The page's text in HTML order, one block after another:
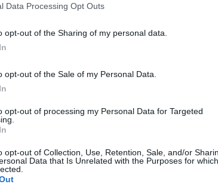
Data Processing Opt Outs
opt-out of the Sharing of my personal data.
opt-out of the Sale of my Personal Data.
opt-out of processing my Personal Data for Targeted
opt-out of Collection, Use, Retention, Sale, and/or
Data that Is Unrelated with the Purposes for
w ciążę. Mam nieregularne cykle więc nie mogę
22 dniu cyklu czy zrobienie takiego testu w tym
stresować na zapas czy w jakim czasie zrobić taki
dwuskładnikowe
3 miesiace temu, cykle powróciły regularne,
zwiększone wypadanie włosów oraz pieczenie
takie problemy?